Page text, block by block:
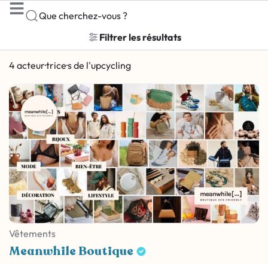
Que cherchez-vous ?
Filtrer les résultats
4 acteur·trice·s de l'upcycling
Vêtements
Meanwhile Boutique